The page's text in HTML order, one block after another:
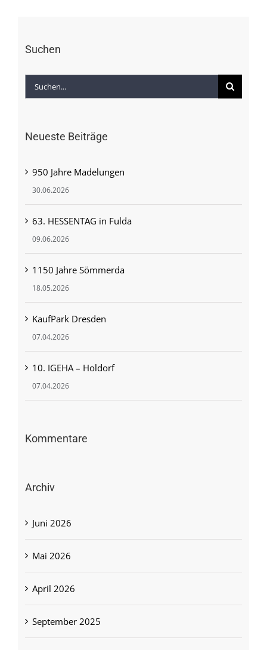
Suchen
Suche
Neueste Beiträge
950 Jahre Madelungen
30.06.2026
63. HESSENTAG in Fulda
09.06.2026
1150 Jahre Sömmerda
18.05.2026
KaufPark Dresden
07.04.2026
10. IGEHA – Holdorf
07.04.2026
Kommentare
Archiv
Juni 2026
Mai 2026
April 2026
September 2025